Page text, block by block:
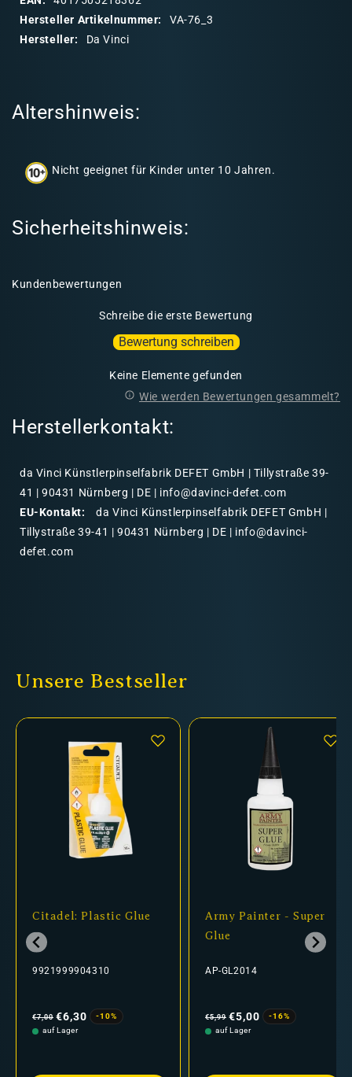
n
Hersteller Artikelnummer:
VA-76_3
Hersteller:
Da Vinci
Altershinweis:
Nicht geeignet für Kinder unter 10 Jahren.
Sicherheitshinweis:
Kundenbewertungen
Schreibe die erste Bewertung
Bewertung schreiben
Keine Elemente gefunden
Wie werden Bewertungen gesammelt?
Herstellerkontakt:
da Vinci Künstlerpinselfabrik DEFET GmbH | Tillystraße 39-
41 | 90431 Nürnberg | DE | info@davinci-defet.com
EU-Kontakt:
da Vinci Künstlerpinselfabrik DEFET GmbH |
Tillystraße 39-41 | 90431 Nürnberg | DE | info@davinci-
defet.com
Unsere Bestseller
Citadel: Plastic Glue
9921999904310
Preis
€7,00 €6,30
-10%
auf Lager
Army Painter - Super
Glue
AP-GL2014
Preis
€5,99 €5,00
-16%
auf Lager